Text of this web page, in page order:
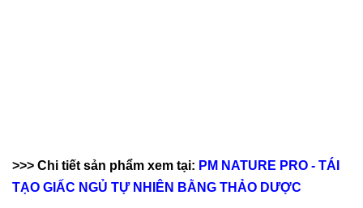
>>> Chi tiết sản phẩm xem tại: PM NATURE PRO - TÁI
TẠO GIẤC NGỦ TỰ NHIÊN BẰNG THẢO DƯỢC